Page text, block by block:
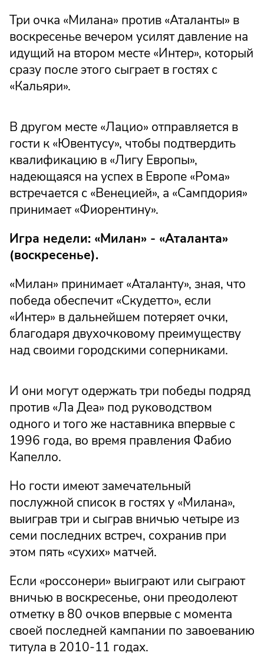
Три очка «Милана» против «Аталанты» в
воскресенье вечером усилят давление на
идущий на втором месте «Интер», который
сразу после этого сыграет в гостях с
«Кальяри».
В другом месте «Лацио» отправляется в
гости к «Ювентусу», чтобы подтвердить
квалификацию в «Лигу Европы»,
надеющаяся на успех в Европе «Рома»
встречается с «Венецией», а «Сампдория»
принимает «Фиорентину».
Игра недели: «Милан» - «Аталанта»
(воскресенье).
«Милан» принимает «Аталанту», зная, что
победа обеспечит «Скудетто», если
«Интер» в дальнейшем потеряет очки,
благодаря двухочковому преимуществу
над своими городскими соперниками.
И они могут одержать три победы подряд
против «Ла Деа» под руководством
одного и того же наставника впервые с
1996 года, во время правления Фабио
Капелло.
Но гости имеют замечательный
послужной список в гостях у «Милана»,
выиграв три и сыграв вничью четыре из
семи последних встреч, сохранив при
этом пять «сухих» матчей.
Если «россонери» выиграют или сыграют
вничью в воскресенье, они преодолеют
отметку в 80 очков впервые с момента
своей последней кампании по завоеванию
титула в 2010-11 годах.